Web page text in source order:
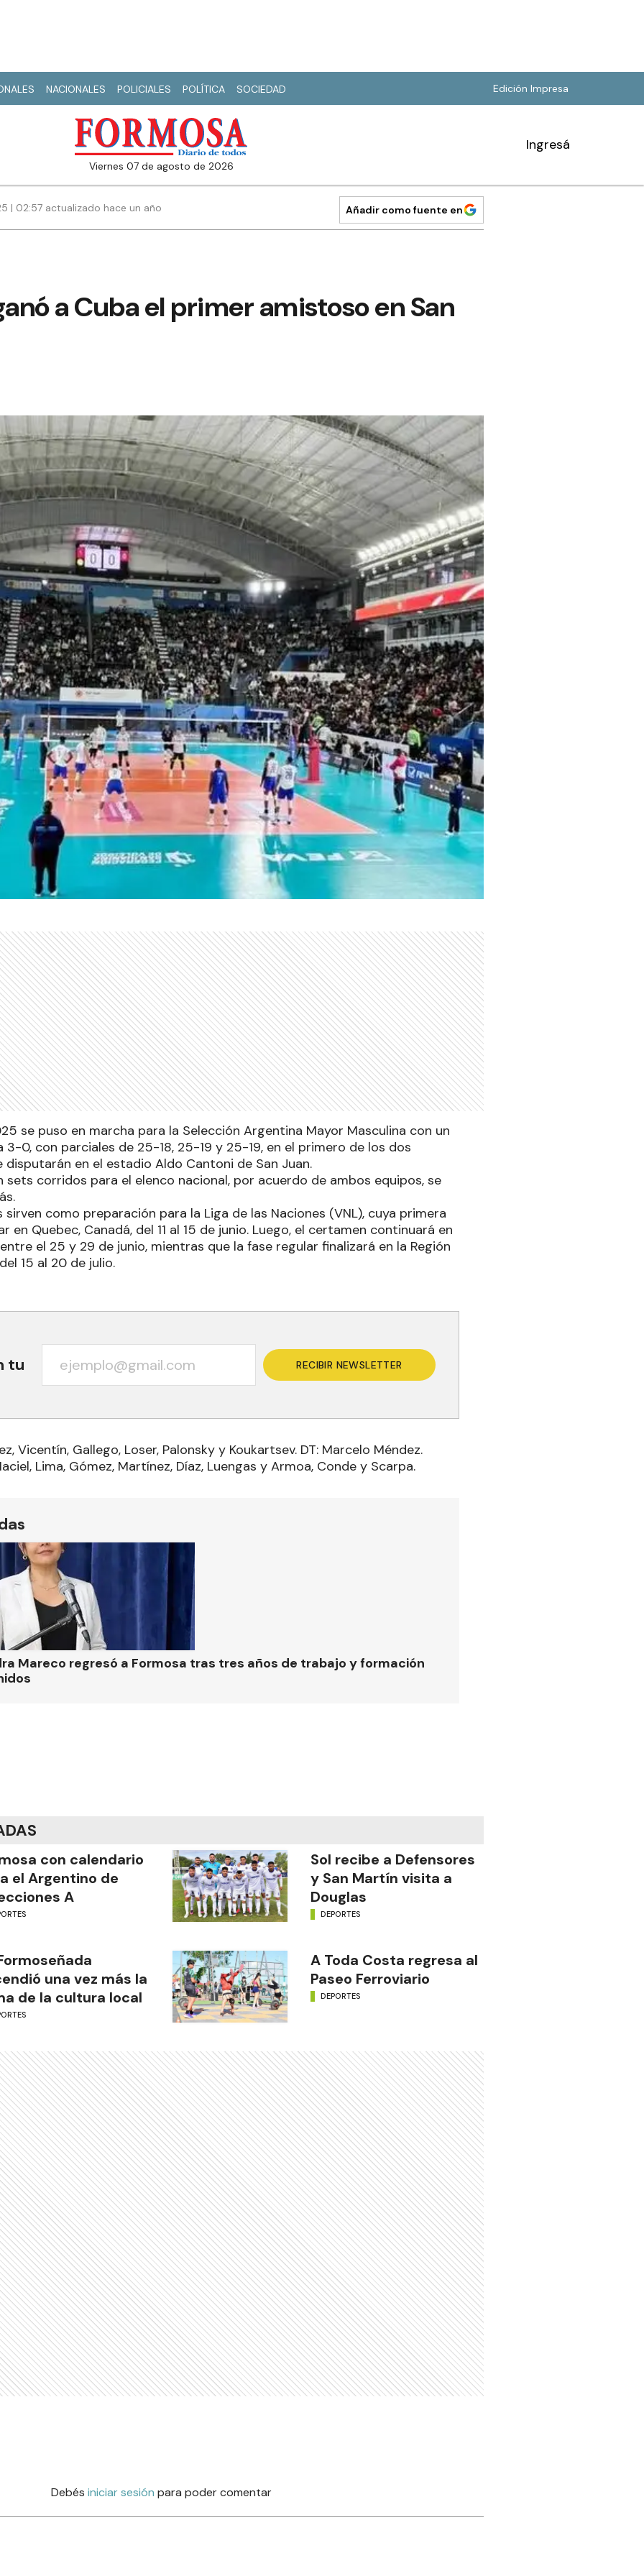
NACIONALES POLICIALES POLÍTICA SOCIEDAD Edición Impresa
viernes 07 de agosto de 2026
Ingresá
| 02:57 actualizado hace un año Añadir como fuente en
a Cuba el primer amistoso en San
se puso en marcha para la Selección Argentina Mayor Masculina con un
0, con parciales de 25-18, 25-19 y 25-19, en el primero de los dos
disputarán en el estadio Aldo Cantoni de San Juan.
sets corridos para el elenco nacional, por acuerdo de ambos equipos, se
como preparación para la Liga de las Naciones (VNL), cuya primera
en Quebec, Canadá, del 11 al 15 de junio. Luego, el certamen continuará en
el 25 y 29 de junio, mientras que la fase regular finalizará en la Región
15 al 20 de julio.
tu RECIBIR NEWSLETTER
Vicentín, Gallego, Loser, Palonsky y Koukartsev. DT: Marcelo Méndez.
Lima, Gómez, Martínez, Díaz, Luengas y Armoa, Conde y Scarpa.
Mareco regresó a Formosa tras tres años de trabajo y formación
con calendario
el Argentino de
A
Sol recibe a Defensores
y San Martín visita a
Douglas
DEPORTES
una vez más la
de la cultura local
A Toda Costa regresa al
Paseo Ferroviario
DEPORTES
Debés iniciar sesión para poder comentar